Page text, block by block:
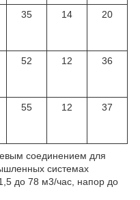
35 14 20
52 12 36
55 12 37
соединением для
системах
до 78 м3/час, напор до